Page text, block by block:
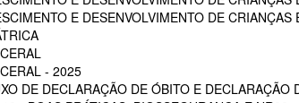
E DESENVOLVIMENTO DE
- 2025
DE DECLARAÇÃO DE ÓBITO E DECLARAÇÃO